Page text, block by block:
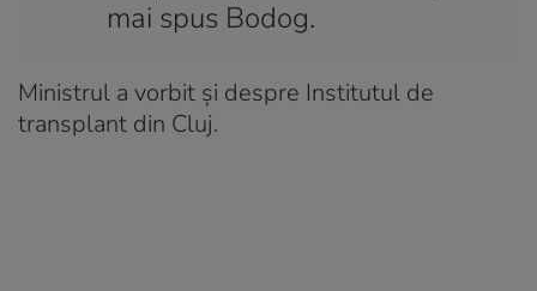
mai spus Bodog.
Ministrul a vorbit și despre Institutul de
transplant din Cluj.